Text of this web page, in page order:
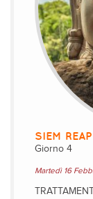
SIEM REAP
Giorno 4
Martedì 16